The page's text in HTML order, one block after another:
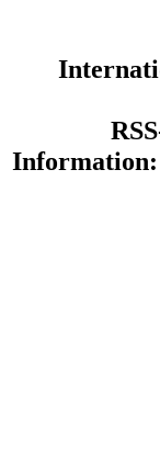
Information: